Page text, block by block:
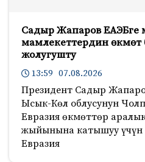
Садыр Жапаров ЕАЭБге
мамлекеттердин
жолугушту
13:59 07.08.2026
Президент Садыр
Ысык-Көл облусунун
Евразия өкмөттөр
жыйынына катышуу үчүн
Евразия